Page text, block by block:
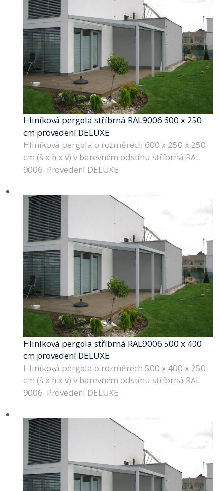
Hliníková pergola stříbrná RAL9006 600 x 250
cm provedení DELUXE
Hliníková pergola o rozměrech 600 x 250 x 250
cm (š x h x v) v barevném odstínu stříbrná RAL
9006. Provedení DELUXE
Hliníková pergola stříbrná RAL9006 500 x 400
cm provedení DELUXE
Hliníková pergola o rozměrech 500 x 400 x 250
cm (š x h x v) v barevném odstínu stříbrná RAL
9006. Provedení DELUXE